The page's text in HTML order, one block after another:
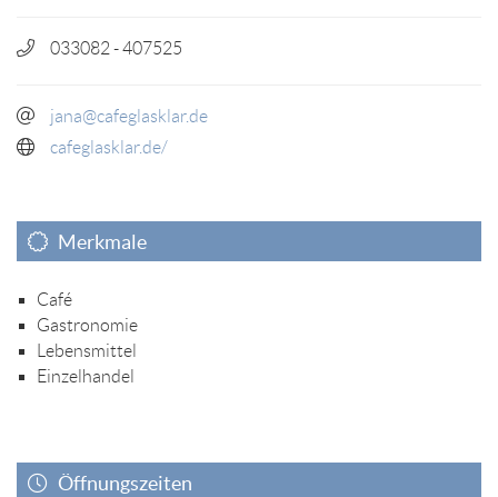
033082 - 407525
jana@cafeglasklar.de
cafeglasklar.de/
Merkmale
Café
Gastronomie
Lebensmittel
Einzelhandel
Öffnungszeiten